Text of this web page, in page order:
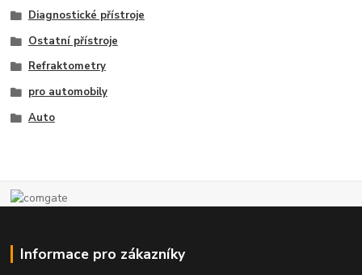
Diagnostické přístroje
Ostatní přístroje
Refraktometry
pro automobily
Auto
Informace pro zákazníky